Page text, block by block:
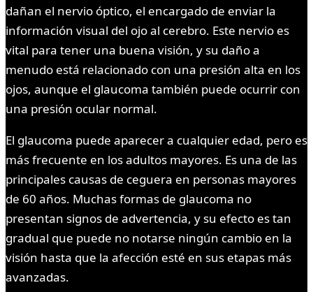
dañan el nervio óptico, el encargado de enviar la
información visual del ojo al cerebro. Este nervio es
vital para tener una buena visión, y su daño a
menudo está relacionado con una presión alta en los
ojos, aunque el glaucoma también puede ocurrir con
una presión ocular normal.
El glaucoma puede aparecer a cualquier edad, pero es
más frecuente en los adultos mayores. Es una de las
principales causas de ceguera en personas mayores
de 60 años. Muchas formas de glaucoma no
presentan signos de advertencia, y su efecto es tan
gradual que puede no notarse ningún cambio en la
visión hasta que la afección esté en sus etapas más
avanzadas.